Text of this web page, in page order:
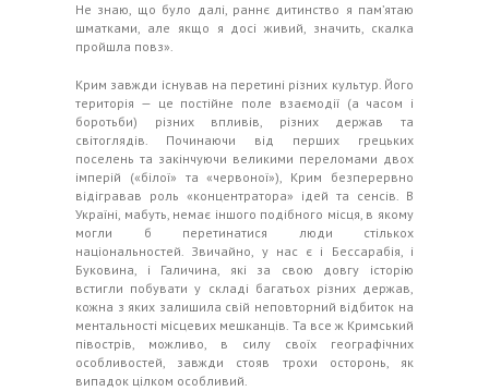
Не знаю, що було далі, раннє дитинство я пам’ятаю
шматками, але якщо я досі живий, значить, скалка
пройшла повз».
Крим завжди існував на перетині різних культур. Його
територія — це постійне поле взаємодії (а часом і
боротьби) різних впливів, різних держав та
світоглядів. Починаючи від перших грецьких
поселень та закінчуючи великими переломами двох
імперій («білої» та «червоної»), Крим безперервно
відігравав роль «концентратора» ідей та сенсів. В
Україні, мабуть, немає іншого подібного місця, в якому
могли б перетинатися люди стількох
національностей. Звичайно, у нас є і Бессарабія, і
Буковина, і Галичина, які за свою довгу історію
встигли побувати у складі багатьох різних держав,
кожна з яких залишила свій неповторний відбиток на
ментальності місцевих мешканців. Та все ж Кримський
півострів, можливо, в силу своїх географічних
особливостей, завжди стояв трохи осторонь, як
випадок цілком особливий.